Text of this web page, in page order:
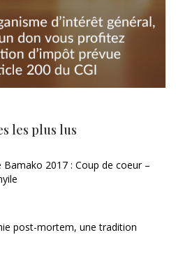
les plus lus
Bamako 2017 : Coup de coeur –
post-mortem, une tradition